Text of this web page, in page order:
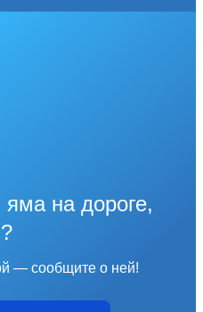
на дороге,
— сообщите о ней!